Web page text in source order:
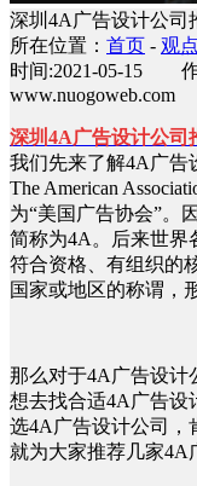
深圳4A广告设计公司
所在位置： 首页 - 观
时间:2021-05-15
www.nuogoweb.com
深圳4A广告设计公司
我们先来了解4A广告
The American
为“美国广告协会”。
简称为4A。后来世界
符合资格、有组织的
国家或地区的称谓，
那么对于4A广告设计
想去找合适4A广告设
选4A广告设计公司，
就为大家推荐几家4A